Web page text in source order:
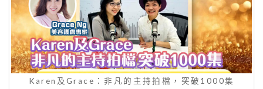
Karen及Grace：非凡的主持拍檔，突破1000集